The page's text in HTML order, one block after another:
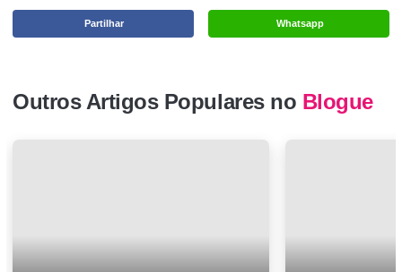
Whatsapp
Partilhar
Outros Artigos Populares no Blogue